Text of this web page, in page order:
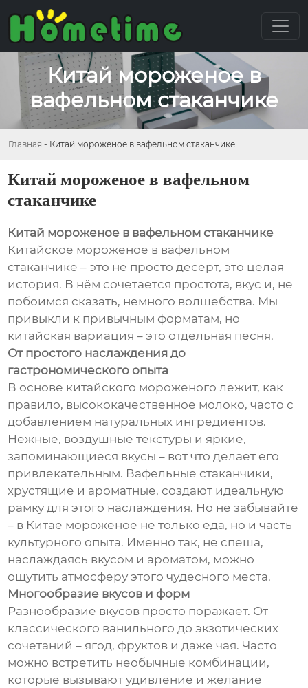
Китай мороженое в
вафельном стаканчике
Главная - Китай мороженое в вафельном стаканчике
Китай мороженое в вафельном
стаканчике
Китай мороженое в вафельном стаканчике
Китайское мороженое в вафельном
стаканчике – это не просто десерт, это целая
история. В нём сочетается простота, вкус и, не
побоимся сказать, немного волшебства. Мы
привыкли к привычным форматам, но
китайская вариация – это отдельная песня.
От простого наслаждения до
гастрономического опыта
В основе китайского мороженого лежит, как
правило, высококачественное молоко, часто с
добавлением натуральных ингредиентов.
Нежные, воздушные текстуры и яркие,
запоминающиеся вкусы – вот что делает его
привлекательным. Вафельные стаканчики,
хрустящие и ароматные, создают идеальную
рамку для этого наслаждения. Но не забывайте
– в Китае мороженое не только еда, но и часть
культурного опыта. Именно так, не спеша,
наслаждаясь вкусом и ароматом, можно
ощутить атмосферу этого чудесного места.
Многообразие вкусов и форм
Разнообразие вкусов просто поражает. От
классического ванильного до экзотических
сочетаний – ягод, фруктов и даже чая. Часто
можно встретить необычные комбинации,
которые вызывают удивление и желание